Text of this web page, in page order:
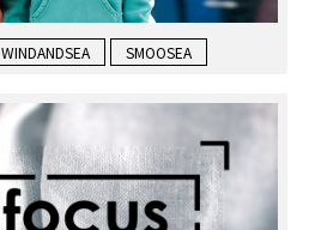
WINDANDSEA SMOOSEA